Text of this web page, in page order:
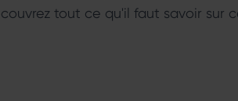
tout ce qu'il faut savoir sur